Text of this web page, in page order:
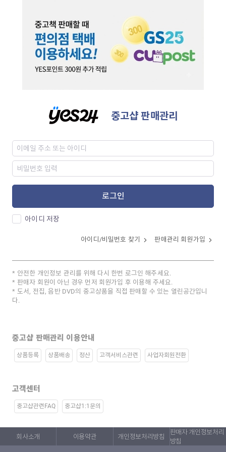
중고샵 판매관리
로그인
아이디 저장
아이디/비밀번호 찾기 판매관리 회원가입
안전한 개인정보 관리를 위해 다시 한번 로그인 해주세요.
판매자 회원이 아닌 경우 먼저 회원가입 후 이용해 주세요.
도서, 전집, 음반 DVD의 중고상품을 직접 판매할 수 있는 열린공간입니
다.
중고샵 판매관리 이용안내
상품등록 상품배송 정산 고객서비스관련 사업자회원전환
고객센터
중고샵관련FAQ 중고샵1:1문의
회사소개 이용약관 개인정보처리방침
판매자 개인정보처리
방침